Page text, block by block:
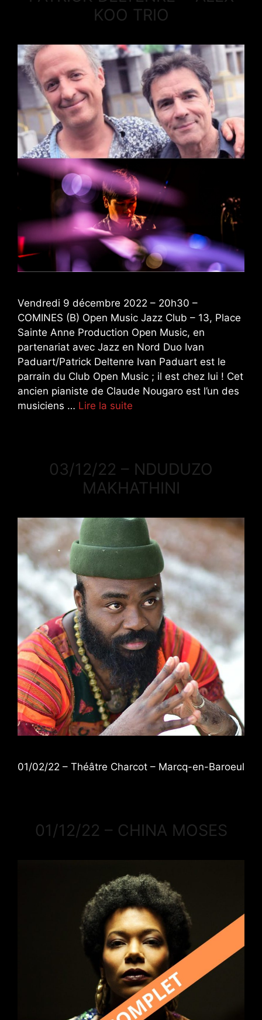
KOO TRIO
Vendredi 9 décembre 2022 – 20h30 –
COMINES (B) Open Music Jazz Club – 13, Place
Sainte Anne Production Open Music, en
partenariat avec Jazz en Nord Duo Ivan
Paduart/Patrick Deltenre Ivan Paduart est le
parrain du Club Open Music ; il est chez lui ! Cet
ancien pianiste de Claude Nougaro est l’un des
musiciens … Lire la suite
03/12/22 – NDUDUZO
MAKHATHINI
01/02/22 – Théâtre Charcot – Marcq-en-Baroeul
01/12/22 – CHINA MOSES